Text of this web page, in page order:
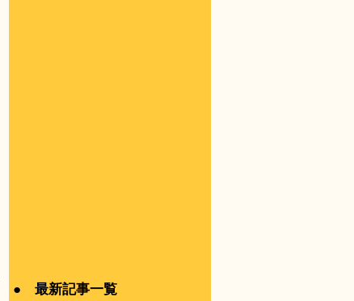
● 最新記事一覧